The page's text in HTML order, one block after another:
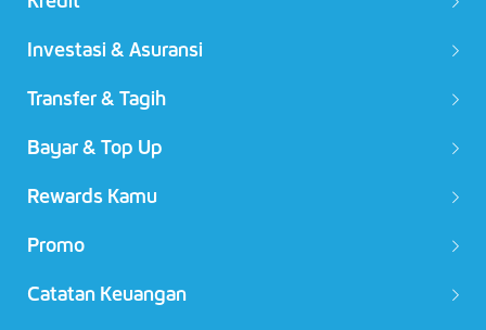
Investasi & Asuransi
Transfer & Tagih
Bayar & Top Up
Rewards Kamu
Promo
Catatan Keuangan